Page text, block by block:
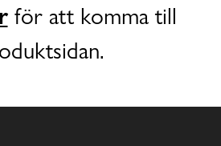
för att komma till